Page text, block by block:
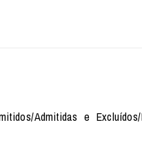
Admitidas e